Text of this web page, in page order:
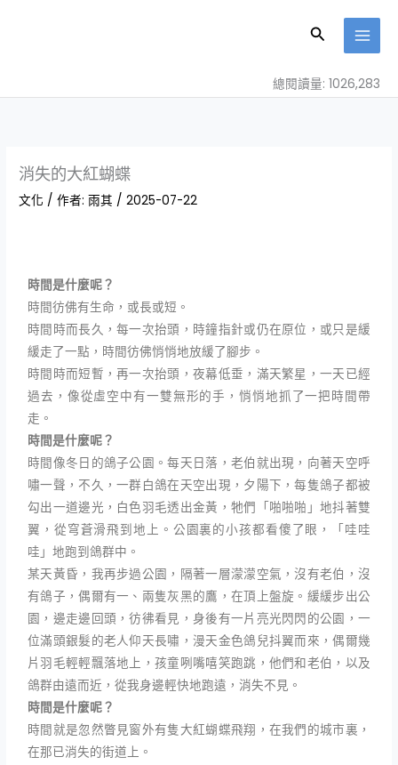
內
搜
總閱讀量: 1026,283
消失的大紅蝴蝶
文化 / 作者:雨其 /2025-07-22
時間是什麼呢？
時間彷佛有生命，或長或短。
時間時而長久，每一次抬頭，時鐘指針或仍在原位，或只是緩
緩走了一點，時間彷佛悄悄地放緩了腳步。
時間時而短暫，再一次抬頭，夜幕低垂，滿天繁星，一天已經
過去，像從虛空中有一雙無形的手，悄悄地抓了一把時間帶
走。
時間是什麼呢？
時間像冬日的鴿子公園。每天日落，老伯就出現，向著天空呼
嘯一聲，不久，一群白鴿在天空出現，夕陽下，每隻鴿子都被
勾出一道邊光，白色羽毛透出金黃，牠們「啪啪啪」地抖著雙
翼，從穹蒼滑飛到地上。公園裏的小孩都看傻了眼，「哇哇
哇」地跑到鴿群中。
某天黃昏，我再步過公園，隔著一層濛濛空氣，沒有老伯，沒
有鴿子，偶爾有一、兩隻灰黑的鷹，在頂上盤旋。緩緩步出公
園，邊走邊回頭，彷彿看見，身後有一片亮光閃閃的公園，一
位滿頭銀髮的老人仰天長嘯，漫天金色鴿兒抖翼而來，偶爾幾
片羽毛輕輕飄落地上，孩童咧嘴嘻笑跑跳，他們和老伯，以及
鴿群由遠而近，從我身邊輕快地跑遠，消失不見。
時間是什麼呢？
時間就是忽然瞥見窗外有隻大紅蝴蝶飛翔，在我們的城市裏，
在那已消失的街道上。